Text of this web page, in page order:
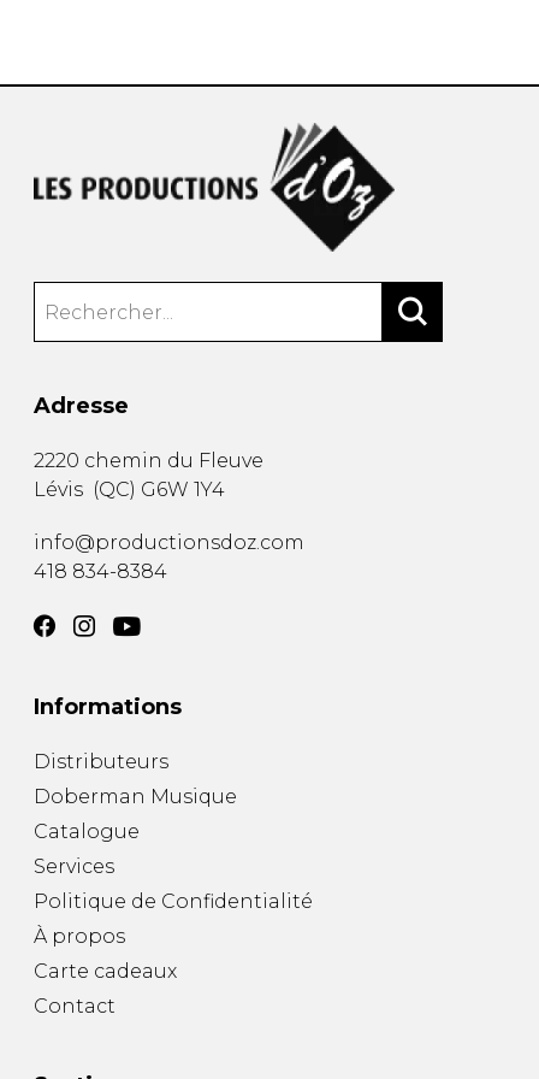
Adresse
2220 chemin du Fleuve
Lévis (QC) G6W 1Y4
info@productionsdoz.com
418 834-8384
Informations
Distributeurs
Doberman Musique
Catalogue
Services
Politique de Confidentialité
À propos
Carte cadeaux
Contact